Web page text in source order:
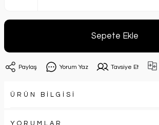
Sepete Ekle
Paylaş Yorum Yaz Tavsiye Et
ÜRÜN BİLGİSİ
YORUMLAR